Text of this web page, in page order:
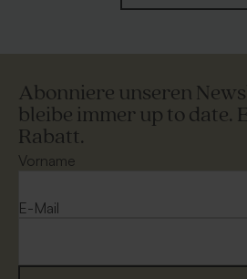
Rostbrauner Umschlag mit
spitzer Klappe
Abonniere unseren
bleibe immer up to date.
Rabatt.
Vorname
E-Mail